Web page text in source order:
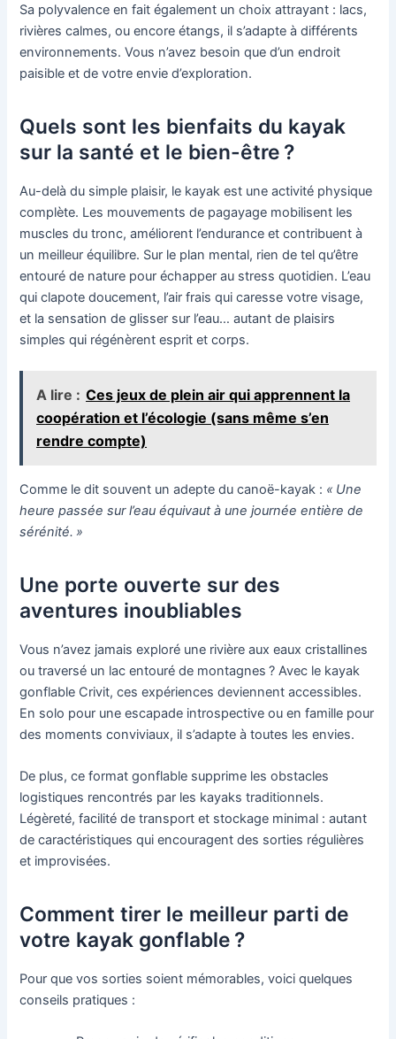
Sa polyvalence en fait également un choix attrayant : lacs,
rivières calmes, ou encore étangs, il s’adapte à différents
environnements. Vous n’avez besoin que d’un endroit
paisible et de votre envie d’exploration.
Quels sont les bienfaits du kayak
sur la santé et le bien-être ?
Au-delà du simple plaisir, le kayak est une activité physique
complète. Les mouvements de pagayage mobilisent les
muscles du tronc, améliorent l’endurance et contribuent à
un meilleur équilibre. Sur le plan mental, rien de tel qu’être
entouré de nature pour échapper au stress quotidien. L’eau
qui clapote doucement, l’air frais qui caresse votre visage,
et la sensation de glisser sur l’eau… autant de plaisirs
simples qui régénèrent esprit et corps.
A lire : Ces jeux de plein air qui apprennent la
coopération et l’écologie (sans même s’en
rendre compte)
Comme le dit souvent un adepte du canoë-kayak : « Une
heure passée sur l’eau équivaut à une journée entière de
sérénité. »
Une porte ouverte sur des
aventures inoubliables
Vous n’avez jamais exploré une rivière aux eaux cristallines
ou traversé un lac entouré de montagnes ? Avec le kayak
gonflable Crivit, ces expériences deviennent accessibles.
En solo pour une escapade introspective ou en famille pour
des moments conviviaux, il s’adapte à toutes les envies.
De plus, ce format gonflable supprime les obstacles
logistiques rencontrés par les kayaks traditionnels.
Légèreté, facilité de transport et stockage minimal : autant
de caractéristiques qui encouragent des sorties régulières
et improvisées.
Comment tirer le meilleur parti de
votre kayak gonflable ?
Pour que vos sorties soient mémorables, voici quelques
conseils pratiques :